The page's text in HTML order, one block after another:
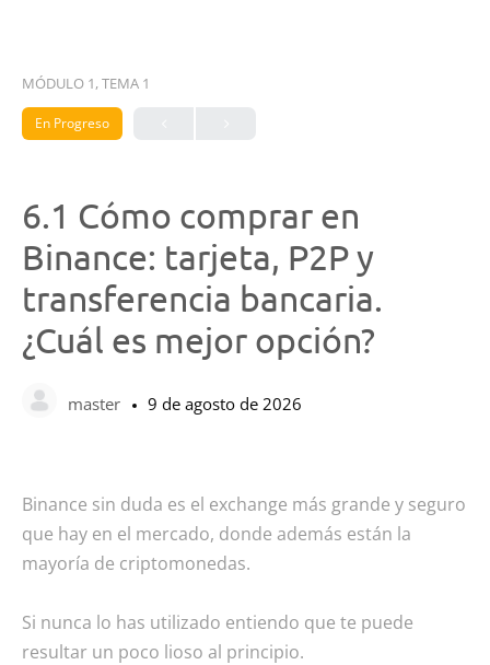
MÓDULO 1, TEMA 1
En Progreso
6.1 Cómo comprar en
Binance: tarjeta, P2P y
transferencia bancaria.
¿Cuál es mejor opción?
master 9 de agosto de 2026
Binance sin duda es el exchange más grande y seguro
que hay en el mercado, donde además están la
mayoría de criptomonedas.
Si nunca lo has utilizado entiendo que te puede
resultar un poco lioso al principio.